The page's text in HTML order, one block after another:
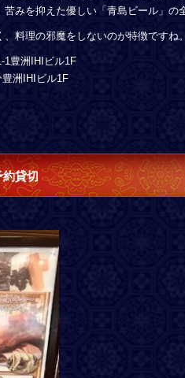
みを抑えた優しい「青島ビール」の
料理の邪魔をしないのが特徴ですね。
1豊洲IHIビル1F
洲IHIビル1F
貸切